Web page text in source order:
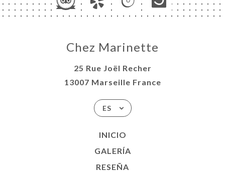
Chez Marinette
25 Rue Joël Recher
13007 Marseille France
ES
INICIO
GALERÍA
RESEÑA